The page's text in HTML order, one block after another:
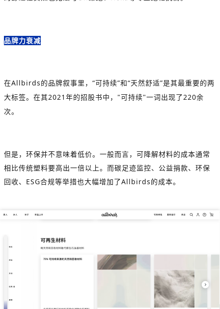
品牌力衰减
在Allbirds的品牌叙事里， “可持续”和“天然舒适”是其最重要的两
大标签。在其2021 年的招股书中， "可持续"一词出现了220余
次。
但是，环保并不意味着低价。一般而言，可降解材料的成本通常
相比传统塑料要高出一倍以上。而碳足迹监控、公益捐款、环保
回收、 ESG合规等举措也大幅增加了Allbirds的成本。